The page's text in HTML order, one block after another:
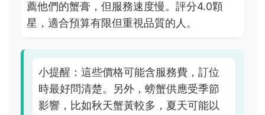
薦他們的蟹膏，但服務速度慢。評分4.0顆
星，適合預算有限但重視品質的人。
小提醒：這些價格可能含服務費，訂位
時最好問清楚。另外，螃蟹供應受季節
影響，比如秋天蟹黃較多，夏天可能以